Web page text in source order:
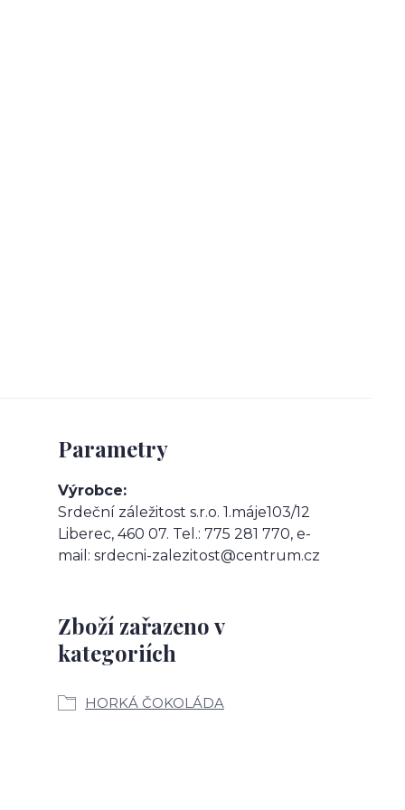
Parametry
Výrobce
Srdeční záležitost s.r.o. 1.máje103/12
Liberec, 460 07. Tel.: 775 281 770, e-
mail: srdecni-zalezitost@centrum.cz
Zboží zařazeno v
kategoriích
HORKÁ ČOKOLÁDA